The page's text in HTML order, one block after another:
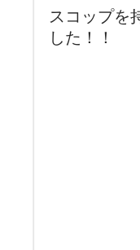
スコップを
した！！